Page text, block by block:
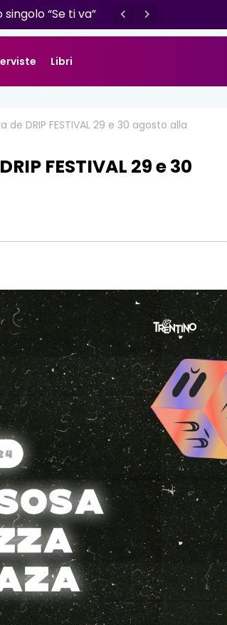
“Se ti va”
Libri
DRIP FESTIVAL 29 e 30 agosto alla
FESTIVAL 29 e 30